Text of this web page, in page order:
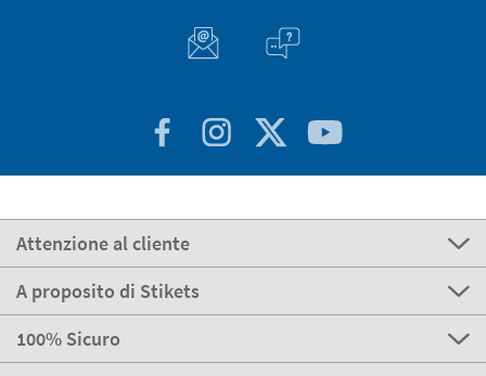
Attenzione al cliente
A proposito di Stikets
100% Sicuro